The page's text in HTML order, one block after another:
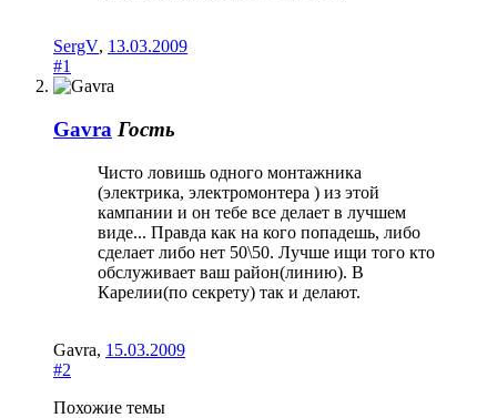
SergV, 13.03.2009
#1
Gavra Гость
Чисто ловишь одного монтажника
(электрика, электромонтера ) из этой
кампании и он тебе все делает в лучшем
виде... Правда как на кого попадешь, либо
сделает либо нет 50\50. Лучше ищи того кто
обслуживает ваш район(линию). В
Карелии(по секрету) так и делают.
Gavra, 15.03.2009
#2
Похожие темы